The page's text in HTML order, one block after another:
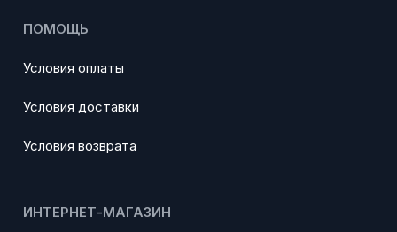
ПОМОЩЬ
Условия оплаты
Условия доставки
Условия возврата
ИНТЕРНЕТ-МАГАЗИН